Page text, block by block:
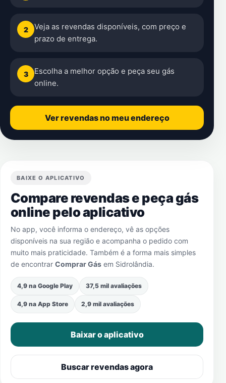
2
Veja as revendas disponíveis, com preço e
prazo de entrega.
3
Escolha a melhor opção e peça seu gás
online.
Ver revendas no meu endereço
BAIXE O APLICATIVO
Compare revendas e peça gás
online pelo aplicativo
No app, você informa o endereço, vê as opções
disponíveis na sua região e acompanha o pedido com
muito mais praticidade. Também é a forma mais simples
de encontrar Comprar Gás em Sidrolândia.
4,9 na Google Play 37,5 mil avaliações
4,9 na App Store 2,9 mil avaliações
Baixar o aplicativo
Buscar revendas agora